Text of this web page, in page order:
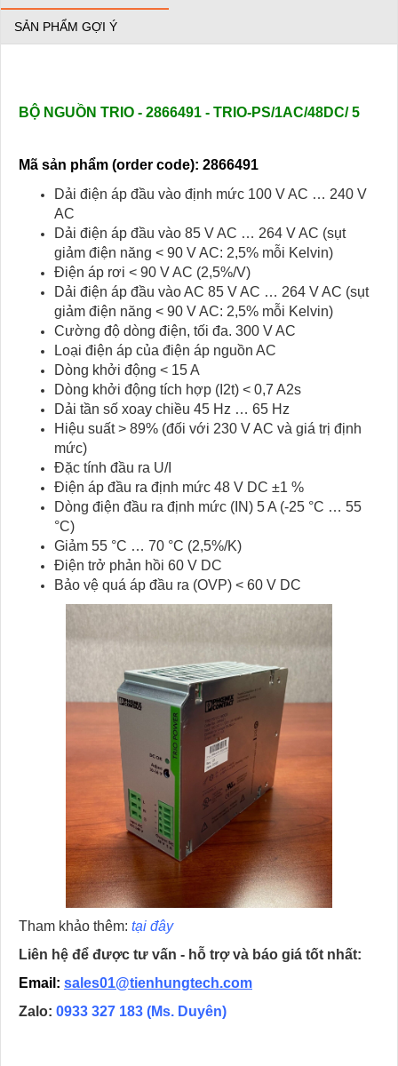
SẢN PHẨM GỢI Ý
BỘ NGUỒN TRIO - 2866491 - TRIO-PS/1AC/48DC/ 5
Mã sản phẩm (order code): 2866491
Dải điện áp đầu vào định mức 100 V AC … 240 V
AC
Dải điện áp đầu vào 85 V AC … 264 V AC (sụt
giảm điện năng < 90 V AC: 2,5% mỗi Kelvin)
Điện áp rơi < 90 V AC (2,5%/V)
Dải điện áp đầu vào AC 85 V AC … 264 V AC (sụt
giảm điện năng < 90 V AC: 2,5% mỗi Kelvin)
Cường độ dòng điện, tối đa. 300 V AC
Loại điện áp của điện áp nguồn AC
Dòng khởi động < 15 A
Dòng khởi động tích hợp (I2t) < 0,7 A2s
Dải tần số xoay chiều 45 Hz … 65 Hz
Hiệu suất > 89% (đối với 230 V AC và giá trị định
mức)
Đặc tính đầu ra U/I
Điện áp đầu ra định mức 48 V DC ±1 %
Dòng điện đầu ra định mức (IN) 5 A (-25 °C … 55
°C)
Giảm 55 °C … 70 °C (2,5%/K)
Điện trở phản hồi 60 V DC
Bảo vệ quá áp đầu ra (OVP) < 60 V DC
Tham khảo thêm: tại đây
Liên hệ để được tư vấn - hỗ trợ và báo giá tốt nhất:
Email: sales01@tienhungtech.com
Zalo: 0933 327 183 (Ms. Duyên)